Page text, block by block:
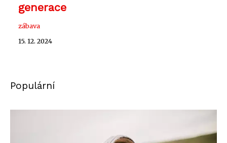
generace
zábava
15. 12. 2024
Populární